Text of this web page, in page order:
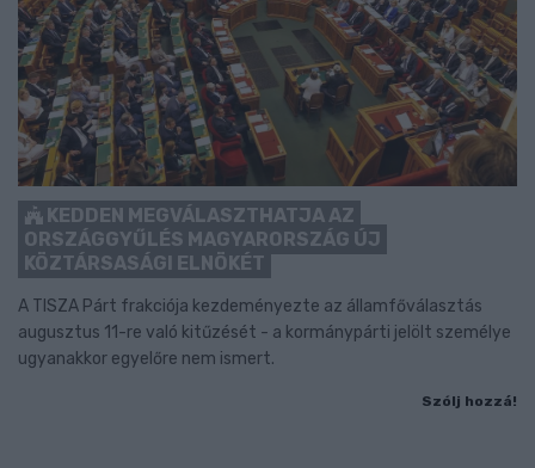
KEDDEN MEGVÁLASZTHATJA AZ
ORSZÁGGYŰLÉS MAGYARORSZÁG ÚJ
KÖZTÁRSASÁGI ELNÖKÉT
A TISZA Párt frakciója kezdeményezte az államfőválasztás
augusztus 11-re való kitűzését - a kormánypárti jelölt személye
ugyanakkor egyelőre nem ismert.
Szólj hozzá!